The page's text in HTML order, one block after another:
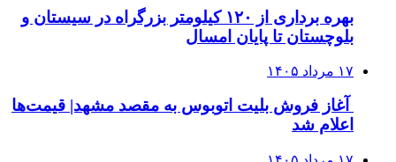
بهره برداری از ۱۲۰ کیلومتر بزرگراه در سیستان و
بلوچستان تا پایان امسال
۱۷ مرداد ۱۴۰۵
آغاز فروش بلیت اتوبوس به مقصد مشهد| قیمت‌ها
اعلام شد